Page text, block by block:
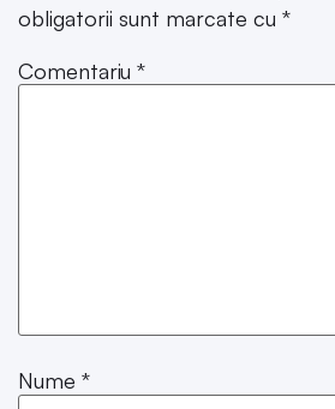
obligatorii sunt marcate cu *
Comentariu *
Nume *